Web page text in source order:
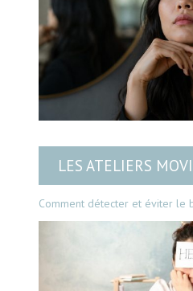
LES ATELIERS
Comment détecter et éviter le